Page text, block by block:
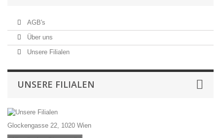
AGB's
Über uns
Unsere Filialen
UNSERE FILIALEN
Glockengasse 22, 1020 Wien